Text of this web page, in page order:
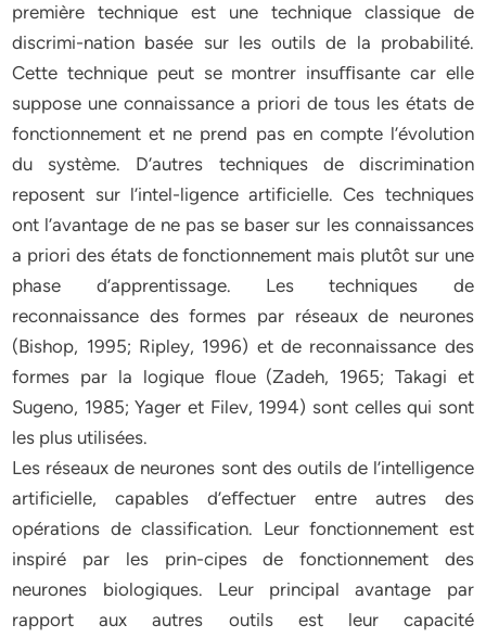
première technique est une technique classique de
discrimi-nation basée sur les outils de la probabilité.
Cette technique peut se montrer insuﬃsante car elle
suppose une connaissance a priori de tous les états de
fonctionnement et ne prend pas en compte l’évolution
du système. D’autres techniques de discrimination
reposent sur l’intel-ligence artificielle. Ces techniques
ont l’avantage de ne pas se baser sur les connaissances
a priori des états de fonctionnement mais plutôt sur une
phase d’apprentissage. Les techniques de
reconnaissance des formes par réseaux de neurones
(Bishop, 1995; Ripley, 1996) et de reconnaissance des
formes par la logique floue (Zadeh, 1965; Takagi et
Sugeno, 1985; Yager et Filev, 1994) sont celles qui sont
les plus utilisées.
Les réseaux de neurones sont des outils de l’intelligence
artificielle, capables d’eﬀectuer entre autres des
opérations de classification. Leur fonctionnement est
inspiré par les prin-cipes de fonctionnement des
neurones biologiques. Leur principal avantage par
rapport aux autres outils est leur capacité